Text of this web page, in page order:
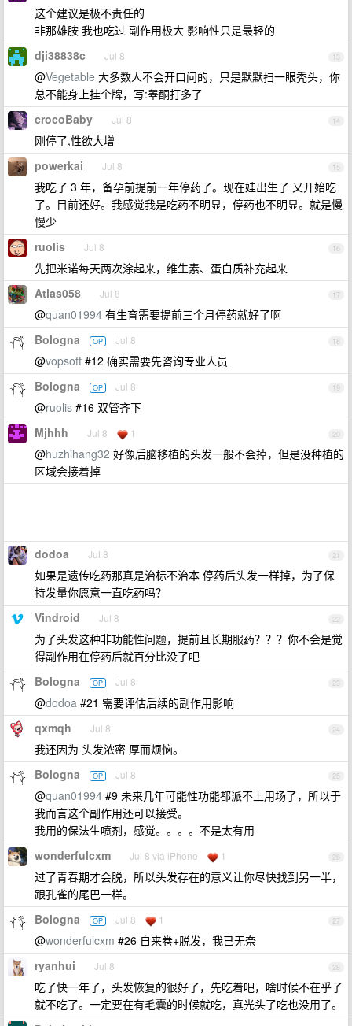
这个建议是极不责任的
非那雄胺 我也吃过 副作用极大 影响性只是最轻的
13
dji38838c Jul 8
@Vegetable 大多数人不会开口问的，只是默默扫一眼秃头，你
总不能身上挂个牌，写:睾酮打多了
14
crocoBaby Jul 8
刚停了,性欲大增
15
powerkai Jul 8
我吃了 3 年，备孕前提前一年停药了。现在娃出生了 又开始吃
了。目前还好。我感觉我是吃药不明显，停药也不明显。就是慢
慢少
16
ruolis Jul 8
先把米诺每天两次涂起来，维生素、蛋白质补充起来
17
Atlas058 Jul 8
@quan01994 有生育需要提前三个月停药就好了啊
18
Bologna OP Jul 8
@vopsoft #12 确实需要先咨询专业人员
19
Bologna OP Jul 8
@ruolis #16 双管齐下
20
Mjhhh Jul 8 1
@huzhihang32 好像后脑移植的头发一般不会掉，但是没种植的
区域会接着掉
21
dodoa Jul 8
如果是遗传吃药那真是治标不治本 停药后头发一样掉，为了保
持发量你愿意一直吃药吗？
22
Vindroid Jul 8
为了头发这种非功能性问题，提前且长期服药？？？你不会是觉
得副作用在停药后就百分比没了吧
23
Bologna OP Jul 8
@dodoa #21 需要评估后续的副作用影响
24
qxmqh Jul 8
我还因为 头发浓密 厚而烦恼。
25
Bologna OP Jul 8
@quan01994 #9 未来几年可能性功能都派不上用场了，所以于
我而言这个副作用还可以接受。
我用的保法生喷剂，感觉。。。。不是太有用
26
wonderfulcxm Jul 8 via iPhone 1
过了青春期才会脱，所以头发存在的意义让你尽快找到另一半，
跟孔雀的尾巴一样。
27
Bologna OP Jul 8 1
@wonderfulcxm #26 自来卷+脱发，我已无奈
28
ryanhui Jul 8
吃了快一年了，头发恢复的很好了，先吃着吧，啥时候不在乎了
就不吃了。一定要在有毛囊的时候就吃，真光头了吃也没用了。